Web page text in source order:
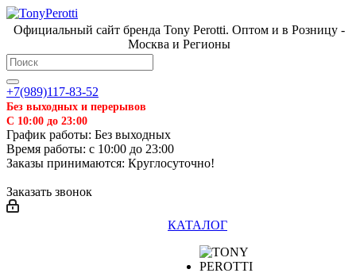
Официальный сайт бренда Tony Perotti. Оптом и в Розницу -
Москва и Регионы
+7(989)117-83-52
Без выходных и перерывов
С 10:00 до 23:00
График работы: Без выходных
Время работы: с 10:00 до 23:00
Заказы принимаются: Круглосуточно!
Заказать звонок
КАТАЛОГ